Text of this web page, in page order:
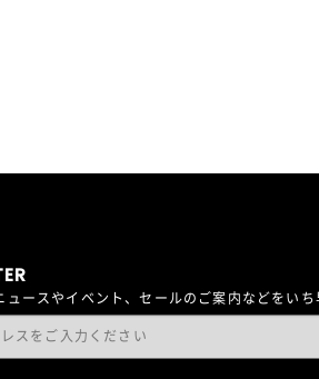
ュースやイベント、セールのご案内などをい